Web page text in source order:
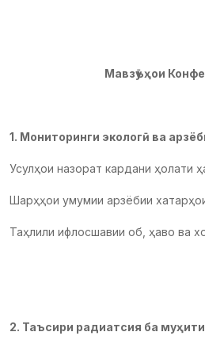
Мавзӯъҳои
1. Мониторинги экологӣ ва
Усулҳои назорат кардани ҳолати
Шарҳҳои умумии арзёбии
Таҳлили ифлосшавии об, ҳаво ва
2. Таъсири радиатсия ба